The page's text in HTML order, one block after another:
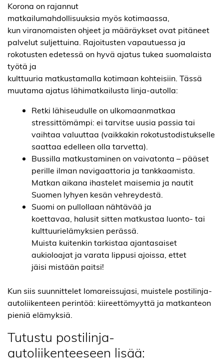
Korona on rajannut
matkailumahdollisuuksia myös kotimaassa,
kun viranomaisten ohjeet ja määräykset ovat pitäneet
palvelut suljettuina. Rajoitusten vapautuessa ja
rokotusten edetessä on hyvä ajatus tukea suomalaista
työtä ja
kulttuuria matkustamalla kotimaan kohteisiin. Tässä
muutama ajatus lähimatkailusta linja-autolla:
Retki lähiseudulle on ulkomaanmatkaa
stressittömämpi: ei tarvitse uusia passia tai
vaihtaa valuuttaa (vaikkakin rokotustodistukselle
saattaa edelleen olla tarvetta).
Bussilla matkustaminen on vaivatonta – pääset
perille ilman navigaattoria ja tankkaamista.
Matkan aikana ihastelet maisemia ja nautit
Suomen lyhyen kesän vehreydestä.
Suomi on pullollaan nähtävää ja
koettavaa, halusit sitten matkustaa luonto- tai
kulttuurielämyksien perässä.
Muista kuitenkin tarkistaa ajantasaiset
aukioloajat ja varata lippusi ajoissa, ettet
jäisi mistään paitsi!
Kun siis suunnittelet lomareissujasi, muistele postilinja-
autoliikenteen perintöä: kiireettömyyttä ja matkanteon
pieniä elämyksiä.
Tutustu postilinja-
autoliikenteeseen lisää: